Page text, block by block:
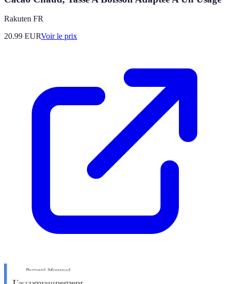
Rakuten FR
20.99 EURVoir le prix